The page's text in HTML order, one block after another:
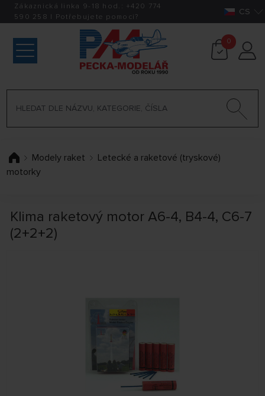
Zákaznická linka 9-18 hod.: +420 774
590 258 | Potřebujete pomoci? CS
0
Modely raket
Letecké a raketové (tryskové)
motorky
Klima raketový motor A6-4, B4-4, C6-7
(2+2+2)